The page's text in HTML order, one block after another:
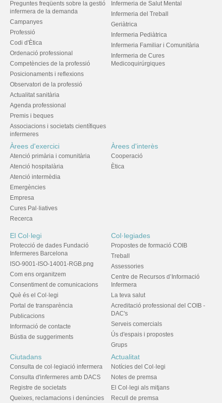
Preguntes freqüents sobre la gestió
infermera de la demanda
Campanyes
Professió
Codi d'Ètica
Ordenació professional
Competències de la professió
Posicionaments i reflexions
Observatori de la professió
Actualitat sanitària
Agenda professional
Premis i beques
Associacions i societats científiques
infermeres
Infermeria de Salut Mental
Infermeria del Treball
Geriàtrica
Infermeria Pediàtrica
Infermeria Familiar i Comunitària
Infermeria de Cures
Medicoquirúrgiques
Àrees d'exercici
Atenció primària i comunitària
Atenció hospitalària
Atenció intermèdia
Emergències
Empresa
Cures Pal·liatives
Recerca
Àrees d'interès
Cooperació
Ètica
El Col·legi
Protecció de dades Fundació
Infermeres Barcelona
ISO-9001-ISO-14001-RGB.png
Com ens organitzem
Consentiment de comunicacions
Què és el Col·legi
Portal de transparència
Publicacions
Informació de contacte
Bústia de suggeriments
Col·legiades
Propostes de formació COIB
Treball
Assessories
Centre de Recursos d’Informació
Infermera
La teva salut
Acreditació professional del COIB -
DAC's
Serveis comercials
Ús d'espais i propostes
Grups
Ciutadans
Consulta de col·legiació infermera
Consulta d'infermeres amb DACS
Registre de societats
Queixes, reclamacions i denúncies
Actualitat
Notícies del Col·legi
Notes de premsa
El Col·legi als mitjans
Recull de premsa